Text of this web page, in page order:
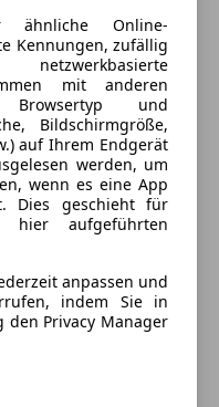
„Pagode“
Markt kam
H4-Scheinwerfern
Benz. Eine
ähnliche Online-
Kennungen, zufällig
mit anderen
und
Bildschirmgröße,
auf Ihrem Endgerät
werden, um
wenn es eine App
Dies geschieht für
aufgeführten
anpassen und
indem Sie in
den Privacy Manager